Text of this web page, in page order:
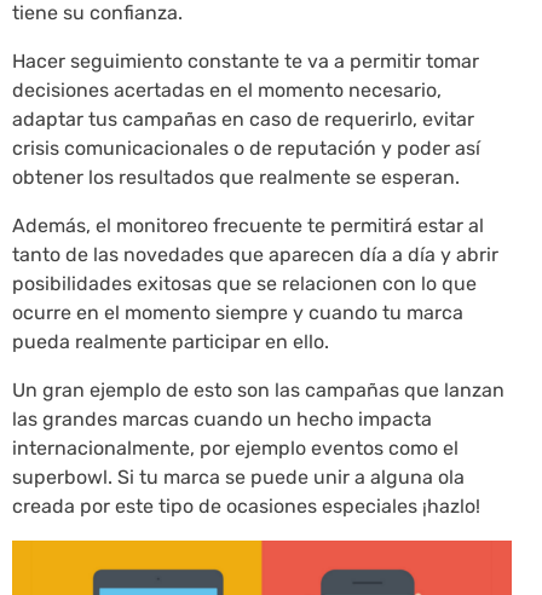
tiene su confianza.
Hacer seguimiento constante te va a permitir tomar
decisiones acertadas en el momento necesario,
adaptar tus campañas en caso de requerirlo, evitar
crisis comunicacionales o de reputación y poder así
obtener los resultados que realmente se esperan.
Además, el monitoreo frecuente te permitirá estar al
tanto de las novedades que aparecen día a día y abrir
posibilidades exitosas que se relacionen con lo que
ocurre en el momento siempre y cuando tu marca
pueda realmente participar en ello.
Un gran ejemplo de esto son las campañas que lanzan
las grandes marcas cuando un hecho impacta
internacionalmente, por ejemplo eventos como el
superbowl. Si tu marca se puede unir a alguna ola
creada por este tipo de ocasiones especiales ¡hazlo!